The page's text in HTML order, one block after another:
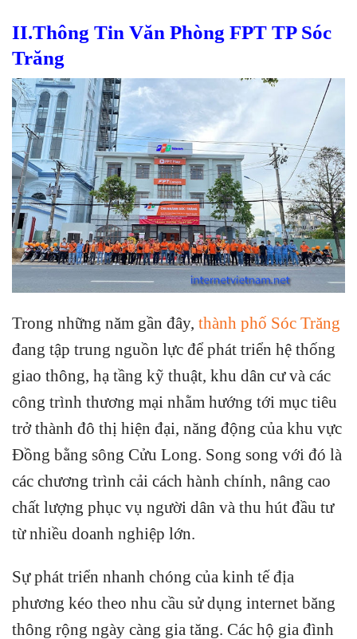
II.Thông Tin Văn Phòng FPT TP Sóc
Trăng
Trong những năm gần đây, thành phố Sóc Trăng
đang tập trung nguồn lực để phát triển hệ thống
giao thông, hạ tầng kỹ thuật, khu dân cư và các
công trình thương mại nhằm hướng tới mục tiêu
trở thành đô thị hiện đại, năng động của khu vực
Đồng bằng sông Cửu Long. Song song với đó là
các chương trình cải cách hành chính, nâng cao
chất lượng phục vụ người dân và thu hút đầu tư
từ nhiều doanh nghiệp lớn.
Sự phát triển nhanh chóng của kinh tế địa
phương kéo theo nhu cầu sử dụng internet băng
thông rộng ngày càng gia tăng. Các hộ gia đình